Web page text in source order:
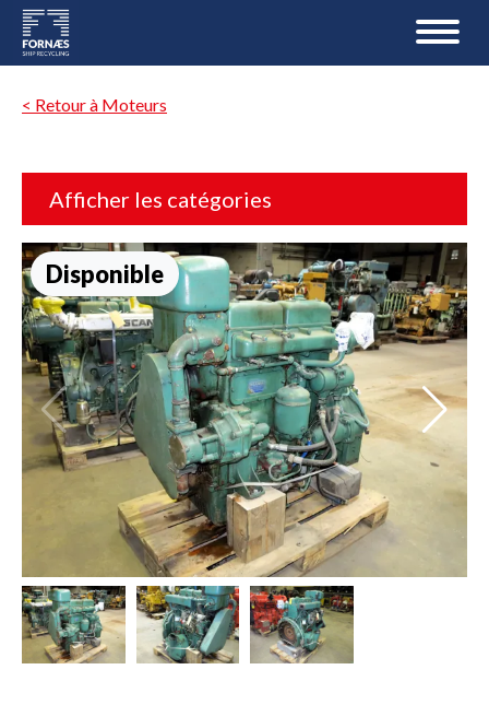
< Retour à Moteurs
Afficher les catégories
Disponible